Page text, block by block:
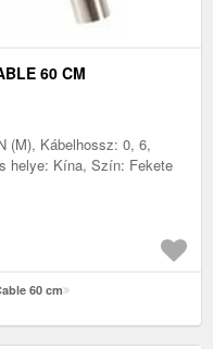
60 CM
(M), Kábelhossz: 0, 6,
helye: Kína, Szín: Fekete
60 cm